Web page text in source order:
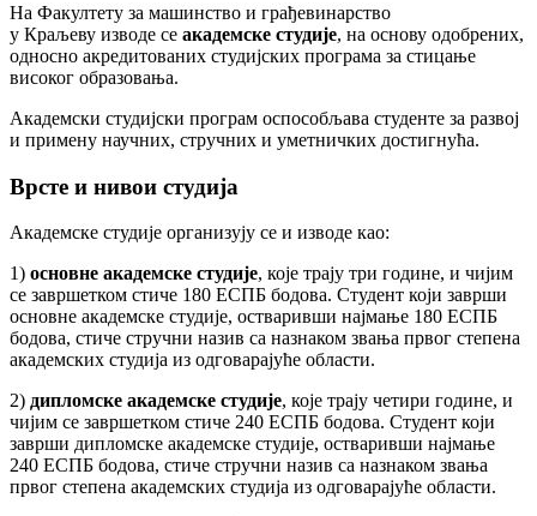
На Факултету за машинство и грађевинарство
у Краљеву изводе се академске студије, на основу одобрених,
односно акредитованих студијских програма за стицање
високог образовања.
Академски студијски програм оспособљава студенте за развој
и примену научних, стручних и уметничких достигнућа.
Врсте и нивои студија
Академске студије организују се и изводе као:
1) основне академске студије, које трају три године, и чијим
се завршетком стиче 180 ЕСПБ бодова. Студент који заврши
основне академске студије, остваривши најмање 180 ЕСПБ
бодова, стиче стручни назив са назнаком звања првог степена
академских студија из одговарајуће области.
2) дипломске академске студије, које трају четири године, и
чијим се завршетком стиче 240 ЕСПБ бодова. Студент који
заврши дипломске академске студије, остваривши најмање
240 ЕСПБ бодова, стиче стручни назив са назнаком звања
првог степена академских студија из одговарајуће области.